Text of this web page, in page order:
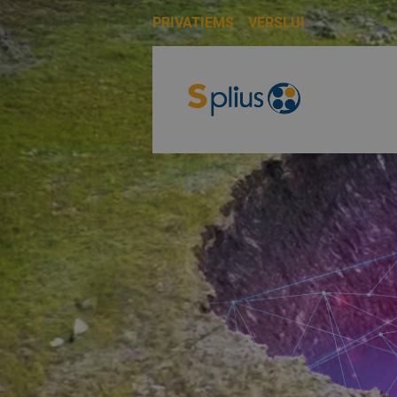
PRIVATIEMS VERSLUI